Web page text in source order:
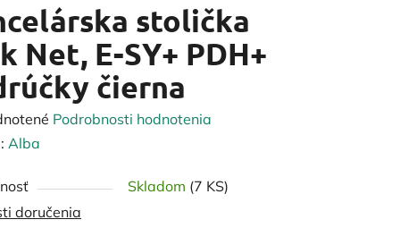
stolička
Net, E-SY+ PDH+
čierna
Podrobnosti hodnotenia
Alba
Skladom (7 KS)
doručenia